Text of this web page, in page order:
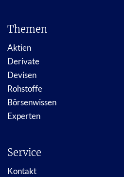
Themen
Aktien
Derivate
Devisen
Rohstoffe
Börsenwissen
Experten
Service
Kontakt